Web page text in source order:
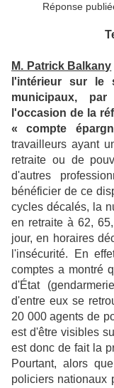
Réponse
M. Patrick Balkany
l'intérieur sur le
municipaux,
l'occasion de la
« compte
travailleurs ayant
retraite ou de
d'autres
bénéficier de ce
cycles décalés, la
en retraite à 62,
jour, en horaires
l'insécurité. En
comptes a montré
d'État
d'entre eux se
20 000 agents de
est d'être visibles
est donc de fait la
Pourtant, alors
policiers nationaux